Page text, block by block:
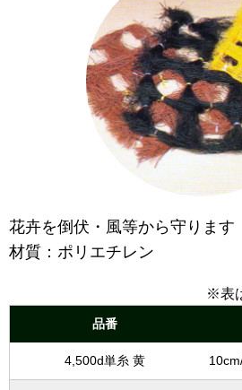
花卉を倒伏・風等から守ります
材質：ポリエチレン
※表
品番
4,500d単糸 黄